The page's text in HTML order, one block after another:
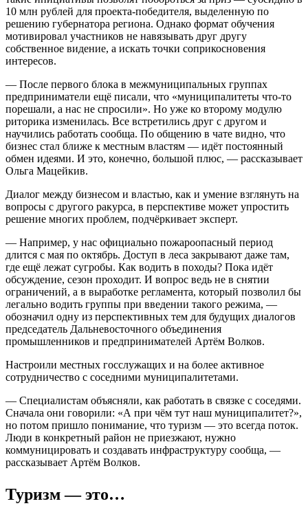
10 млн рублей для проекта-победителя, выделенную по
решению губернатора региона. Однако формат обучения
мотивировал участников не навязывать друг другу
собственное видение, а искать точки соприкосновения
интересов.
— После первого блока в межмуниципальных группах
предприниматели ещё писали, что «муниципалитеты что-то
порешали, а нас не спросили». Но уже ко второму модулю
риторика изменилась. Все встретились друг с другом и
научились работать сообща. По общению в чате видно, что
бизнес стал ближе к местным властям — идёт постоянный
обмен идеями. И это, конечно, большой плюс, — рассказывает
Ольга Мацейкив.
Диалог между бизнесом и властью, как и умение взглянуть на
вопросы с другого ракурса, в перспективе может упростить
решение многих проблем, подчёркивает эксперт.
— Например, у нас официально пожароопасный период
длится с мая по октябрь. Доступ в леса закрывают даже там,
где ещё лежат сугробы. Как водить в походы? Пока идёт
обсуждение, сезон проходит. И вопрос ведь не в снятии
ограничений, а в выработке регламента, который позволил бы
легально водить группы при введении такого режима, —
обозначил одну из перспективных тем для будущих диалогов
председатель Дальневосточного объединения
промышленников и предпринимателей Артём Волков.
Настроили местных госслужащих и на более активное
сотрудничество с соседними муниципалитетами.
— Специалистам объясняли, как работать в связке с соседями.
Сначала они говорили: «А при чём тут наш муниципалитет?»,
но потом пришло понимание, что туризм — это всегда поток.
Люди в конкретный район не приезжают, нужно
коммуницировать и создавать инфраструктуру сообща, —
рассказывает Артём Волков.
Туризм — это…